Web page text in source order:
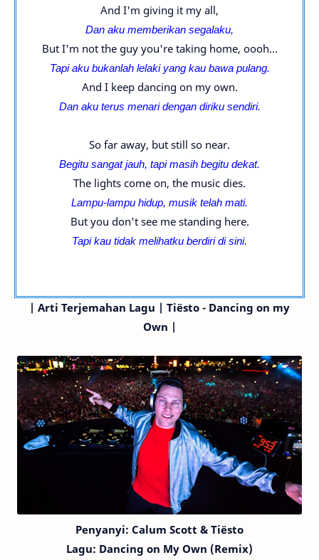
And I'm giving it my all,
Dan aku memberikan segalaku,
But I'm not the guy you're taking home, oooh...
Tapi aku bukanlah lelaki yang kau bawa pulang.
And I keep dancing on my own.
Dan aku terus menari dengan diriku sendiri.
So far away, but still so near.
Begitu sangat jauh, tapi masih begitu dekat.
The lights come on, the music dies.
Lampu-lampu hidup, musik telah mati.
But you don't see me standing here.
Tapi kau tidak melihatku berdiri di sini.
| Arti Terjemahan Lagu | Tiësto - Dancing on my
Own |
Penyanyi: Calum Scott & Tiësto
Lagu: Dancing on My Own (Remix)